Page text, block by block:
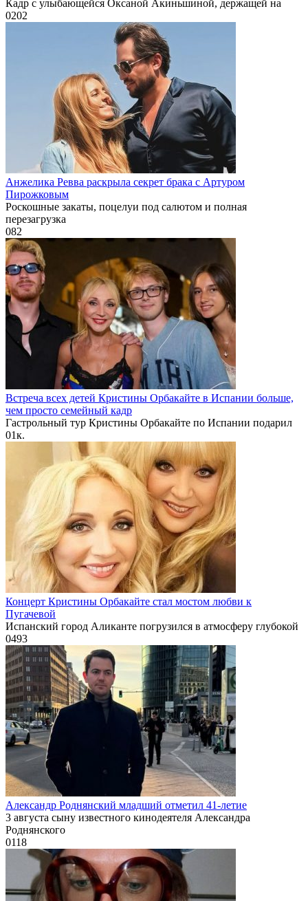
Кадр с улыбающейся Оксаной Акиньшиной, держащей на
0202
Анжелика Ревва раскрыла секрет брака с Артуром
Пирожковым
Роскошные закаты, поцелуи под салютом и полная
перезагрузка
082
Встреча всех детей Кристины Орбакайте в Испании больше,
чем просто семейный кадр
Гастрольный тур Кристины Орбакайте по Испании подарил
01к.
Концерт Кристины Орбакайте стал мостом любви к
Пугачевой
Испанский город Аликанте погрузился в атмосферу глубокой
0493
Александр Роднянский младший отметил 41-летие
3 августа сыну известного кинодеятеля Александра
Роднянского
0118